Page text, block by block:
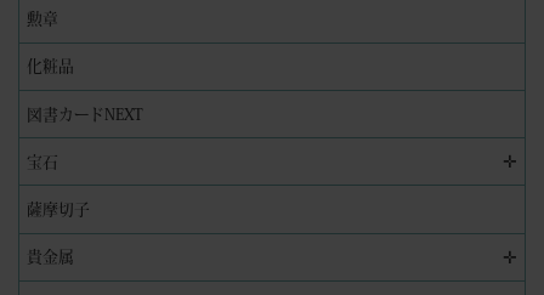
勲章
化粧品
図書カードNEXT
宝石 ✛
薩摩切子
貴金属 ✛